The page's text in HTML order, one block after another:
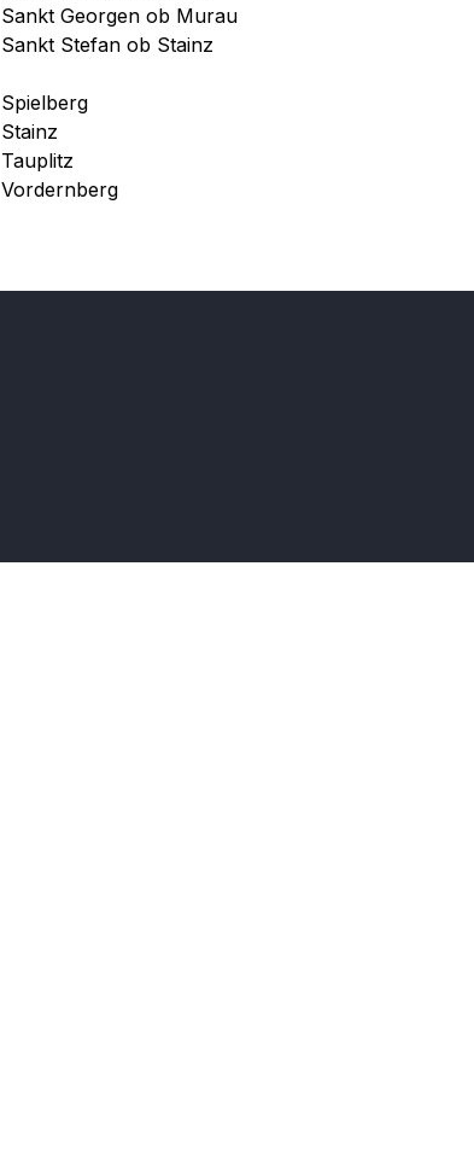
Sankt Georgen ob Murau
Sankt Stefan ob Stainz
Spielberg
Stainz
Tauplitz
Vordernberg